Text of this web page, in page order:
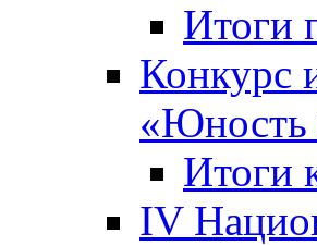
Итоги
Конкурс
«Юность
Итоги
IV